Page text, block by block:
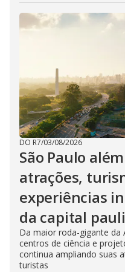
DO R7/03/08/2026
São Paulo
atrações,
experiências
da capital
Da maior roda-gigante da
centros de ciência e
continua ampliando suas
turistas